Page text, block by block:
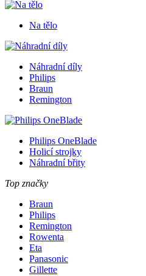
Na tělo
Náhradní díly
Philips
Braun
Remington
Philips OneBlade
Holicí strojky
Náhradní břity
Top značky
Braun
Philips
Remington
Rowenta
Eta
Panasonic
Gillette